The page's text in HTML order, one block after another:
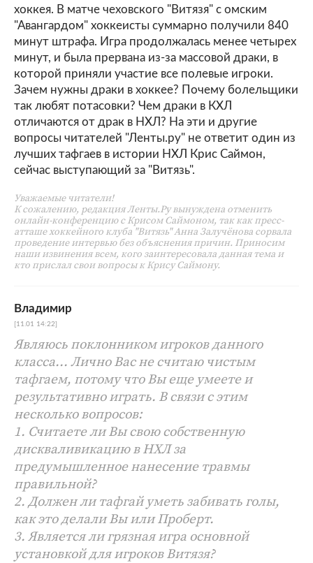
хоккея. В матче чеховского "Витязя" с омским
"Авангардом" хоккеисты суммарно получили 840
минут штрафа. Игра продолжалась менее четырех
минут, и была прервана из-за массовой драки, в
которой приняли участие все полевые игроки.
Зачем нужны драки в хоккее? Почему болельщики
так любят потасовки? Чем драки в КХЛ
отличаются от драк в НХЛ? На эти и другие
вопросы читателей "Ленты.ру" не ответит один из
лучших тафгаев в истории НХЛ Крис Саймон,
сейчас выступающий за "Витязь".
Уважаемые читатели!
К сожалению, редакция Ленты.Ру вынуждена отменить
онлайн-конференцию с Крисом Саймоном, так как пресс-
атташе хоккейного клуба "Витязь" Анна Залучёнова сорвала
проведение интервью без объяснения причин. Приносим
наши извинения всем, кого заинтересовала данная тема и
кто прислал свои вопросы к Крису Саймону.
Владимир
[11.01 14:22]
Являюсь поклонником игроков данного
класса... Лично Вас не считаю чистым
тафгаем, потому что Вы еще умеете и
результативно играть. В связи с этим
несколько вопросов:
1. Считаете ли Вы свою собственную
дискваливикацию в НХЛ за
предумышленное нанесение травмы
правильной?
2. Должен ли тафгай уметь забивать голы,
как это делали Вы или Проберт.
3. Является ли грязная игра основной
установкой для игроков Витязя?